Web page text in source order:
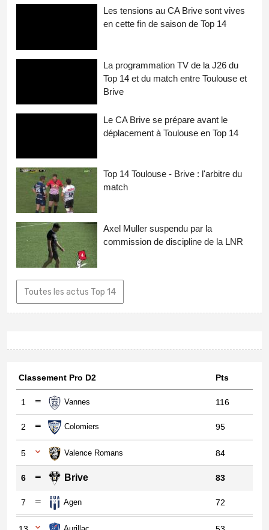
Les tensions au CA Brive sont vives
en cette fin de saison de Top 14
La programmation TV de la J26 du
Top 14 et du match entre Toulouse et
Brive
Le CA Brive se prépare avant le
déplacement à Toulouse en Top 14
Top 14 Toulouse - Brive : l'arbitre du
match
Axel Muller suspendu par la
commission de discipline de la LNR
Toutes les actus Top 14
Classement Pro D2 Pts
1 Vannes 116
2 Colomiers 95
5 Valence Romans 84
6 Brive 83
7 Agen 72